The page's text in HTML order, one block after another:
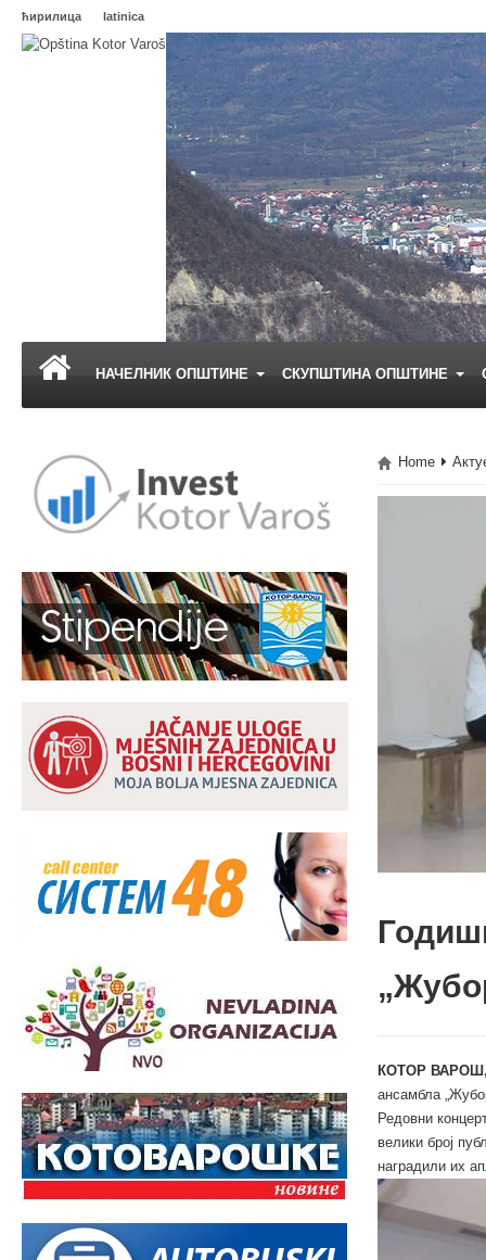
ћирилица latinica
НАЧЕЛНИК ОПШТИНЕ СКУПШТИНА ОПШТИНЕ
Home
КОТОР ВАРОШ,
ансамбла
Редовни
велики број
наградили их